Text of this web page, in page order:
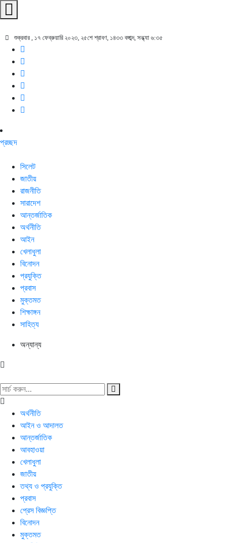
শুক্রবার , ১৭ ফেব্রুয়ারি ২০২৩, ২৫শে শ্রাবণ, ১৪৩৩ বঙ্গাব্দ, সন্ধ্যা ৬:৩৫
প্রচ্ছদ
সিলেট
জাতীয়
রাজনীতি
সারাদেশ
আন্তর্জাতিক
অর্থনীতি
আইন
খেলাধুলা
বিনোদন
প্রযুক্তি
প্রবাস
মুক্তমত
শিক্ষাঙ্গন
সাহিত্য
অন্যান্য
অর্থনীতি
আইন ও আদালত
আন্তর্জাতিক
আবহাওয়া
খেলাধুলা
জাতীয়
তথ্য ও প্রযুক্তি
প্রবাস
প্রেস বিজ্ঞপ্তি
বিনোদন
মুক্তমত